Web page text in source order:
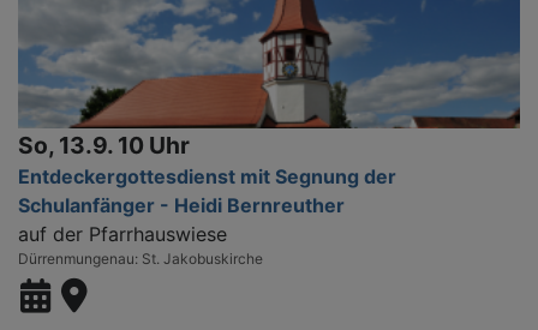
So, 13.9. 10 Uhr
Entdeckergottesdienst mit Segnung der
Schulanfänger - Heidi Bernreuther
auf der Pfarrhauswiese
Dürrenmungenau St. Jakobuskirche